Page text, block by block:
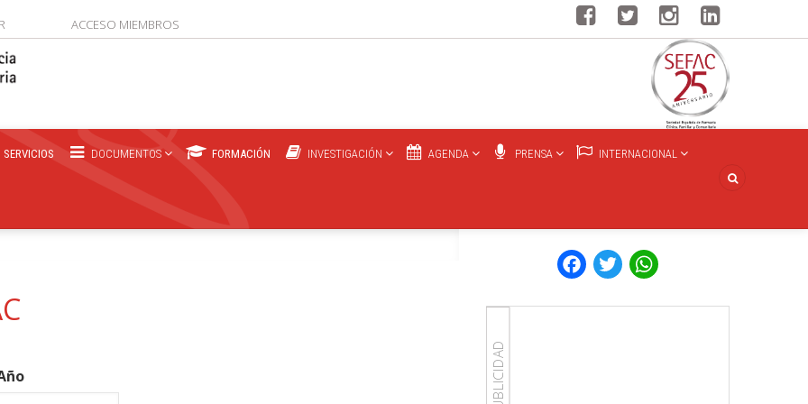
ACCESO MIEMBROS
SERVICIOS DOCUMENTOS FORMACIÓN INVESTIGACIÓN AGENDA PRENSA INTERNACIONAL
Facebook
Twitter
PUBLICIDAD